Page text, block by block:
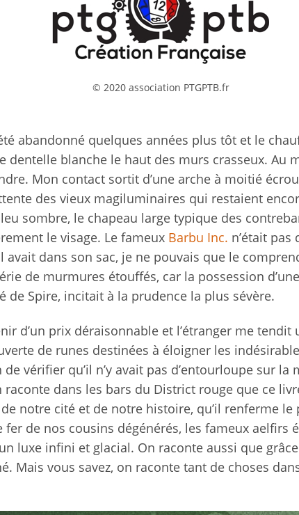
© 2020 association PTGPTB.fr
abandonné quelques années plus tôt et le
dentelle blanche le haut des murs crasseux. Au
Mon contact sortit d’une arche à moitié
des vieux magiluminaires qui restaient
sombre, le chapeau large typique des
le visage. Le fameux Barbu Inc. n’était
avait dans son sac, je ne pouvais que le
de murmures étouffés, car la possession
de Spire, incitait à la prudence la plus sévère.
d’un prix déraisonnable et l’étranger me
de runes destinées à éloigner les
vérifier qu’il n’y avait pas d’entourloupe sur la
raconte dans les bars du District rouge que ce
notre cité et de notre histoire, qu’il renferme
de nos cousins dégénérés, les fameux aelfirs
luxe infini et glacial. On raconte aussi que
Mais vous savez, on raconte tant de choses